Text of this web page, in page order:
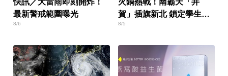
快訊／大雷雨即刻開炸！
最新警戒範圍曝光
8/6
火鍋熱戰！南霸天「井
賀」插旗新北 鎖定學生族
群
8/5